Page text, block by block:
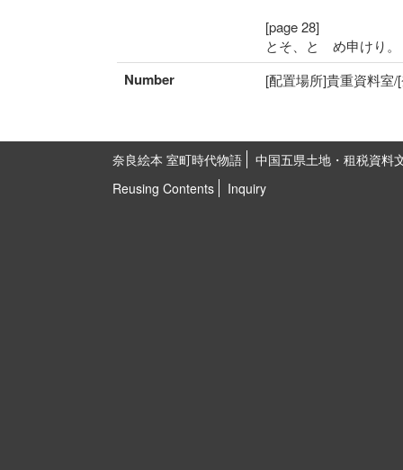
[page 28]
とそ、とゝめ申けり。
Number [配置場所]貴重資料室
奈良絵本 室町時代物語
中国五県土地・租税資料
Reusing Contents
Inquiry